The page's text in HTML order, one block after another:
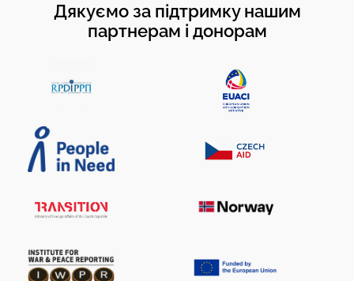
Дякуємо за підтримку нашим
партнерам і донорам